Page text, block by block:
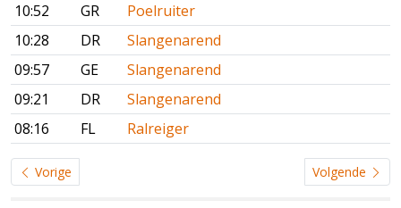
10:52
GR
Poelruiter
10:28
DR
Slangenarend
09:57
GE
Slangenarend
09:21
DR
Slangenarend
08:16
FL Ralreiger
Vorige Volgende